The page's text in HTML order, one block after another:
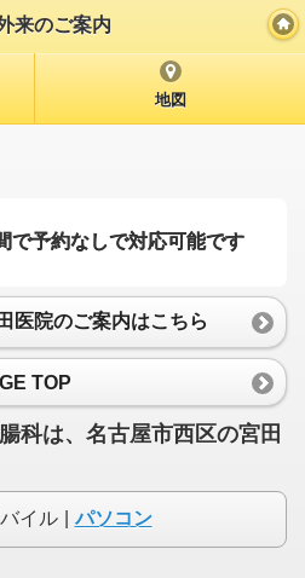
来のご案内
地図
で予約なしで対応可能です
医院のご案内はこちら
TOP
科は、名古屋市西区の宮田
イル パソコン